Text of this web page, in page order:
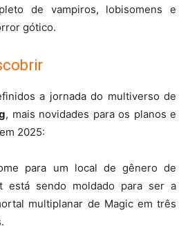
de vampiros, lobisomens e
gótico.
a jornada do multiverso de
, mais novidades para os planos e
2025:
para um local de gênero de
está sendo moldado para ser a
multiplanar de Magic em três